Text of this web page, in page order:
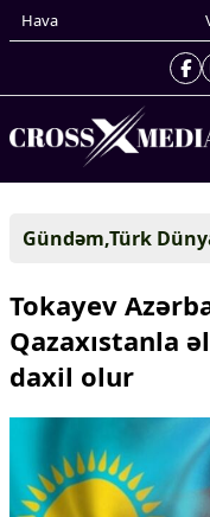
Hava
Gündəm
Xarici xəbərlər
Cənubi Qafqaz
Türk Dünyası
Avropa
Amerika
Asiya
Afrika
Gündəm,Türk
Tokayev
Qazaxıstanla
daxil olur